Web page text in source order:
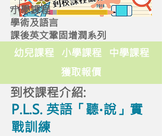
小學課程
學術及語言
課後英文鞏固增潤系列
幼兒課程 小學課程
中學課程
獲取報價
到校課程介紹:
P.L.S. 英語「聽∙說」實
戰訓練